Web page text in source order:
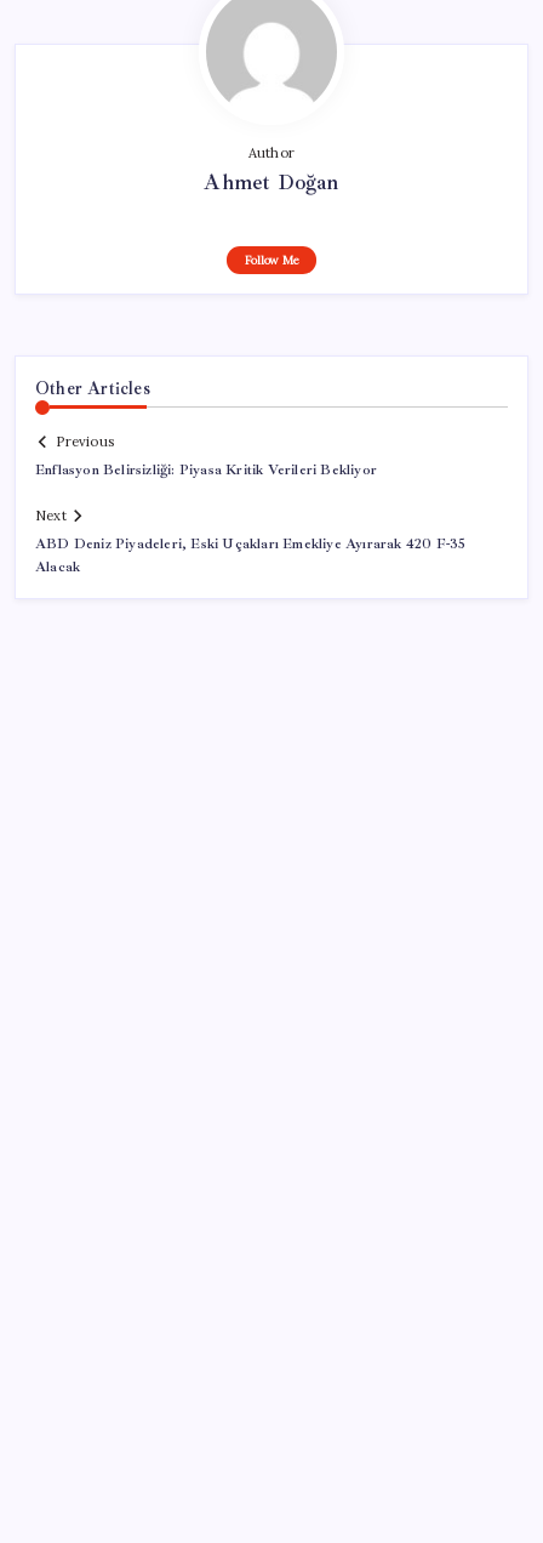
Author
Ahmet Doğan
Follow Me
Other Articles
Previous
Enflasyon Belirsizliği: Piyasa Kritik Verileri Bekliyor
Next
ABD Deniz Piyadeleri, Eski Uçakları Emekliye Ayırarak 420 F-35
Alacak